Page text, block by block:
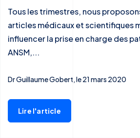
Tous les trimestres, nous
articles médicaux et scientifiques
influencer la prise en charge des
ANSM,...
Dr Guillaume Gobert, le 21 mars 2020
Lire l'article